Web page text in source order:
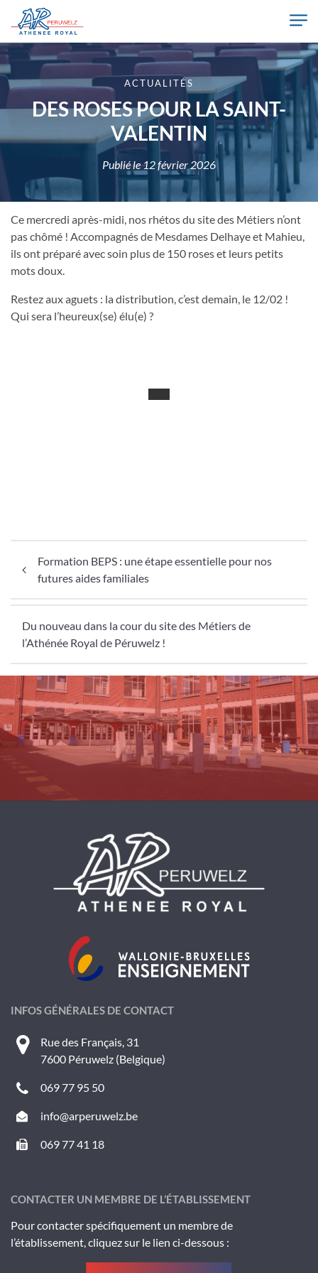
Skip to main content
Athénée Royal de Péruwelz
ACTUALITÉS
DES ROSES POUR LA SAINT-
VALENTIN
Publié le12 février 2026
Ce mercredi après-midi, nos rhétos du site des Métiers n’ont
pas chômé ! Accompagnés de Mesdames Delhaye et Mahieu,
ils ont préparé avec soin plus de 150 roses et leurs petits
mots doux.
Restez aux aguets : la distribution, c’est demain, le 12/02 !
Qui sera l’heureux(se) élu(e) ?
Formation BEPS : une étape essentielle pour nos
futures aides familiales
Du nouveau dans la cour du site des Métiers de
l’Athénée Royal de Péruwelz !
INFOS GÉNÉRALES DE CONTACT
Rue des Français, 31
7600 Péruwelz (Belgique)
069 77 95 50
info@arperuwelz.be
069 77 41 18
CONTACTER UN MEMBRE DE L’ÉTABLISSEMENT
Pour contacter spécifiquement un membre de
l’établissement, cliquez sur le lien ci-dessous :